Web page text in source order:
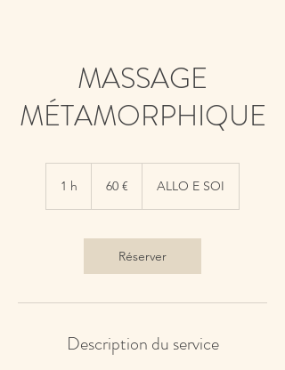
MASSAGE
MÉTAMORPHIQUE
1 h 60 € ALLO E SOI
Réserver
Description du service